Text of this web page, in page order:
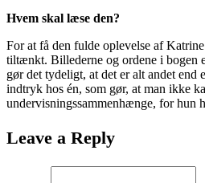
Hvem skal læse den?
For at få den fulde oplevelse af
tiltænkt. Billederne og ordene i bogen
gør det tydeligt, at det er alt andet
indtryk hos én, som gør, at man ikke
undervisningssammenhænge, for hun
Leave a Reply